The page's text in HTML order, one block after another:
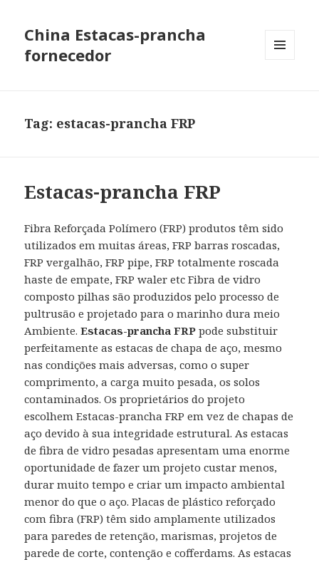
China Estacas-prancha
fornecedor
Tag: estacas-prancha FRP
Estacas-prancha FRP
Fibra Reforçada Polímero (FRP) produtos têm sido
utilizados em muitas áreas, FRP barras roscadas,
FRP vergalhão, FRP pipe, FRP totalmente roscada
haste de empate, FRP waler etc Fibra de vidro
composto pilhas são produzidos pelo processo de
pultrusão e projetado para o marinho dura meio
Ambiente.Estacas-prancha FRP pode substituir
perfeitamente as estacas de chapa de aço, mesmo
nas condições mais adversas, como o super
comprimento, a carga muito pesada, os solos
contaminados. Os proprietários do projeto
escolhem Estacas-prancha FRP em vez de chapas de
aço devido à sua integridade estrutural. As estacas
de fibra de vidro pesadas apresentam uma enorme
oportunidade de fazer um projeto custar menos,
durar muito tempo e criar um impacto ambiental
menor do que o aço. Placas de plástico reforçado
com fibra (FRP) têm sido amplamente utilizados
para paredes de retenção, marismas, projetos de
parede de corte, contenção e cofferdams. As estacas